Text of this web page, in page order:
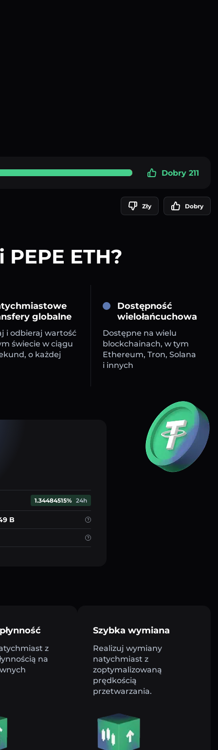
Dobry 211
Zły Dobry
ETH?
globalne
i odbieraj wartość
świecie w ciągu
o każdej
Dostępność
wielołańcuchowa
Dostępne na wielu
blockchainach, w tym
Ethereum, Tron, Solana
i innych
1.34484515% 24h
B
z
na
Szybka wymiana
Realizuj wymiany
natychmiast z
zoptymalizowaną
prędkością
przetwarzania.